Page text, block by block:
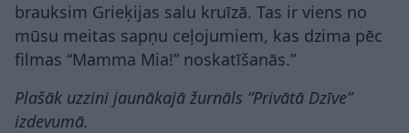
brauksim Grieķijas salu kruīzā. Tas ir viens no
mūsu meitas sapņu ceļojumiem, kas dzima pēc
filmas “Mamma Mia!” noskatīšanās.”
Plašāk uzzini jaunākajā žurnāls “Privātā Dzīve”
izdevumā.